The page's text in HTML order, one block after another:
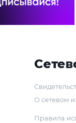
О сетевом
Правила